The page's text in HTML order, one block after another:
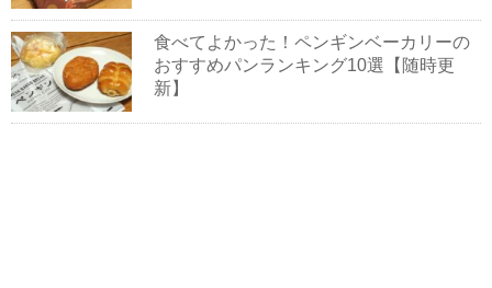
食べてよかった！ペンギンベーカリーの
おすすめパンランキング10選【随時更
新】